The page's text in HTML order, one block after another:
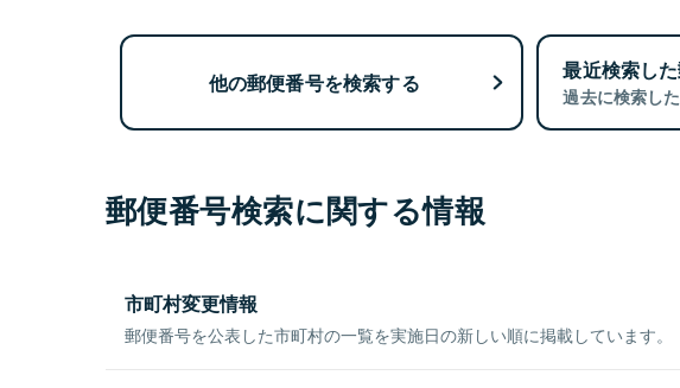
他の郵便番号を検索する 最近検索し
過去に検索し
郵便番号検索に関する情報
市町村変更情報
郵便番号を公表した市町村の一覧を実施日の新しい順に掲載しています。